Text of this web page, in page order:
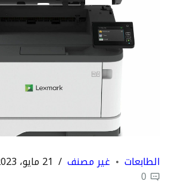
الطابعات غير مصنف 21 مايو، 2023
0